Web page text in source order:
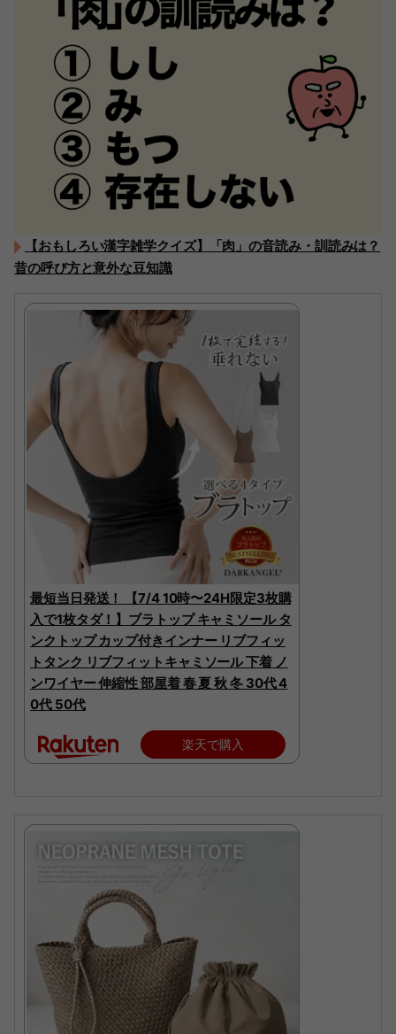
【おもしろい漢字雑学クイズ】「肉」の音読み・訓読みは？
昔の呼び方と意外な豆知識
最短当日発送！ 【7/4 10時〜24H限定3枚購
入で1枚タダ！】ブラトップ キャミソール タ
ンクトップ カップ付きインナー リブフィッ
トタンク リブフィットキャミソール 下着 ノ
ンワイヤー 伸縮性 部屋着 春 夏 秋 冬 30代 4
0代 50代
楽天で購入